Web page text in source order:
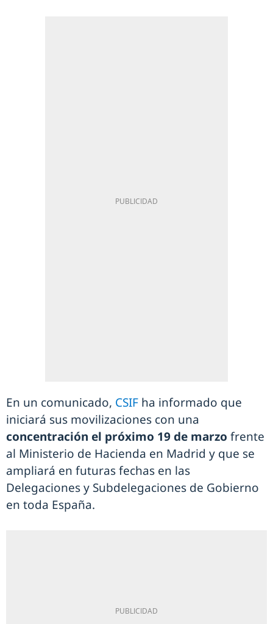
En un comunicado, CSIF ha informado que
iniciará sus movilizaciones con una
concentración el próximo 19 de marzo frente
al Ministerio de Hacienda en Madrid y que se
ampliará en futuras fechas en las
Delegaciones y Subdelegaciones de Gobierno
en toda España.